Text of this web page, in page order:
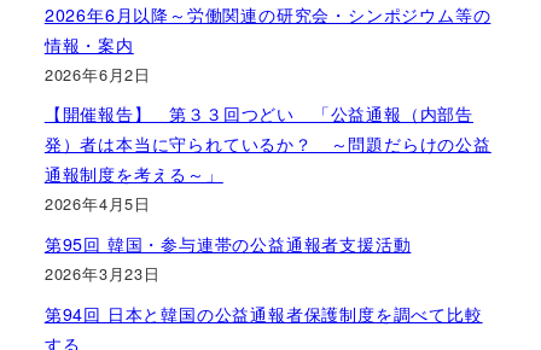
2026年6月以降～労働関連の研究会・シンポジウム等の
情報・案内
2026年6月2日
【開催報告】 第３３回つどい 「公益通報（内部告
発）者は本当に守られているか？ ～問題だらけの公益
通報制度を考える～」
2026年4月5日
第95回 韓国・参与連帯の公益通報者支援活動
2026年3月23日
第94回 日本と韓国の公益通報者保護制度を調べて比較
する